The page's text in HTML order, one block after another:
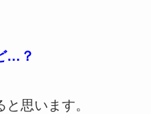
…？
思います。